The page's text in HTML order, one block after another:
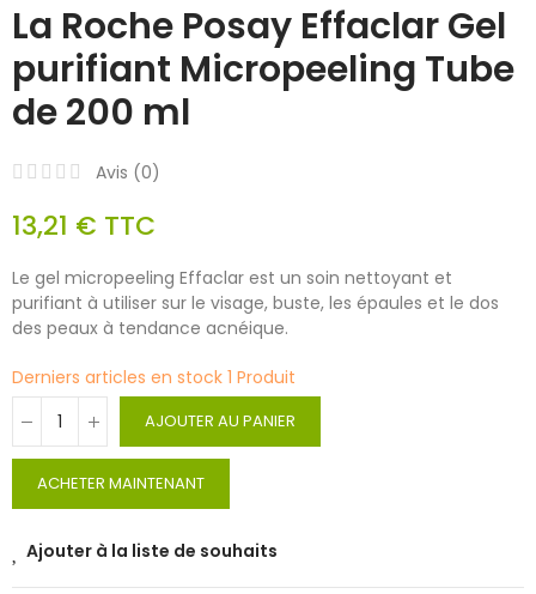
La Roche Posay Effaclar Gel
purifiant Micropeeling Tube
de 200 ml
Avis (0)
13,21 € TTC
Le gel micropeeling Effaclar est un soin nettoyant et
purifiant à utiliser sur le visage, buste, les épaules et le dos
des peaux à tendance acnéique.
Derniers articles en stock 1 Produit
AJOUTER AU PANIER
ACHETER MAINTENANT
Ajouter à la liste de souhaits